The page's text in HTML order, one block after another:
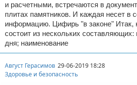
и расчетными, встречаются в
плитах памятников. И каждая несет в
информацию. Цифирь "в законе" Итак,
состоит из нескольких
дня; наименование
Август Герасимов 29-06-2019 18:28
Здоровье и безопасность